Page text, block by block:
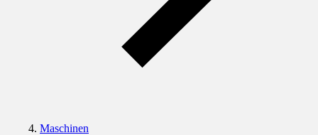
Maschinen